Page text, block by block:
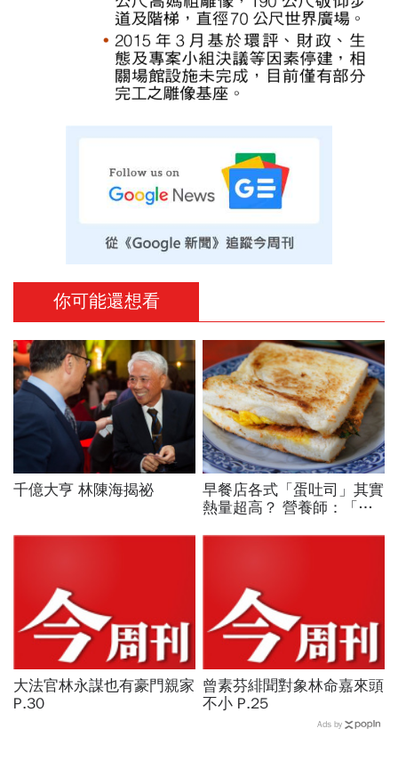
你可能還想看
千億大亨 林陳海揭祕
早餐店各式「蛋吐司」其實
熱量超高？ 營養師：「這
大法官林永謀也有豪門親家
P.30
曾素芬緋聞對象林命嘉來頭
不小 P.25
Ads by